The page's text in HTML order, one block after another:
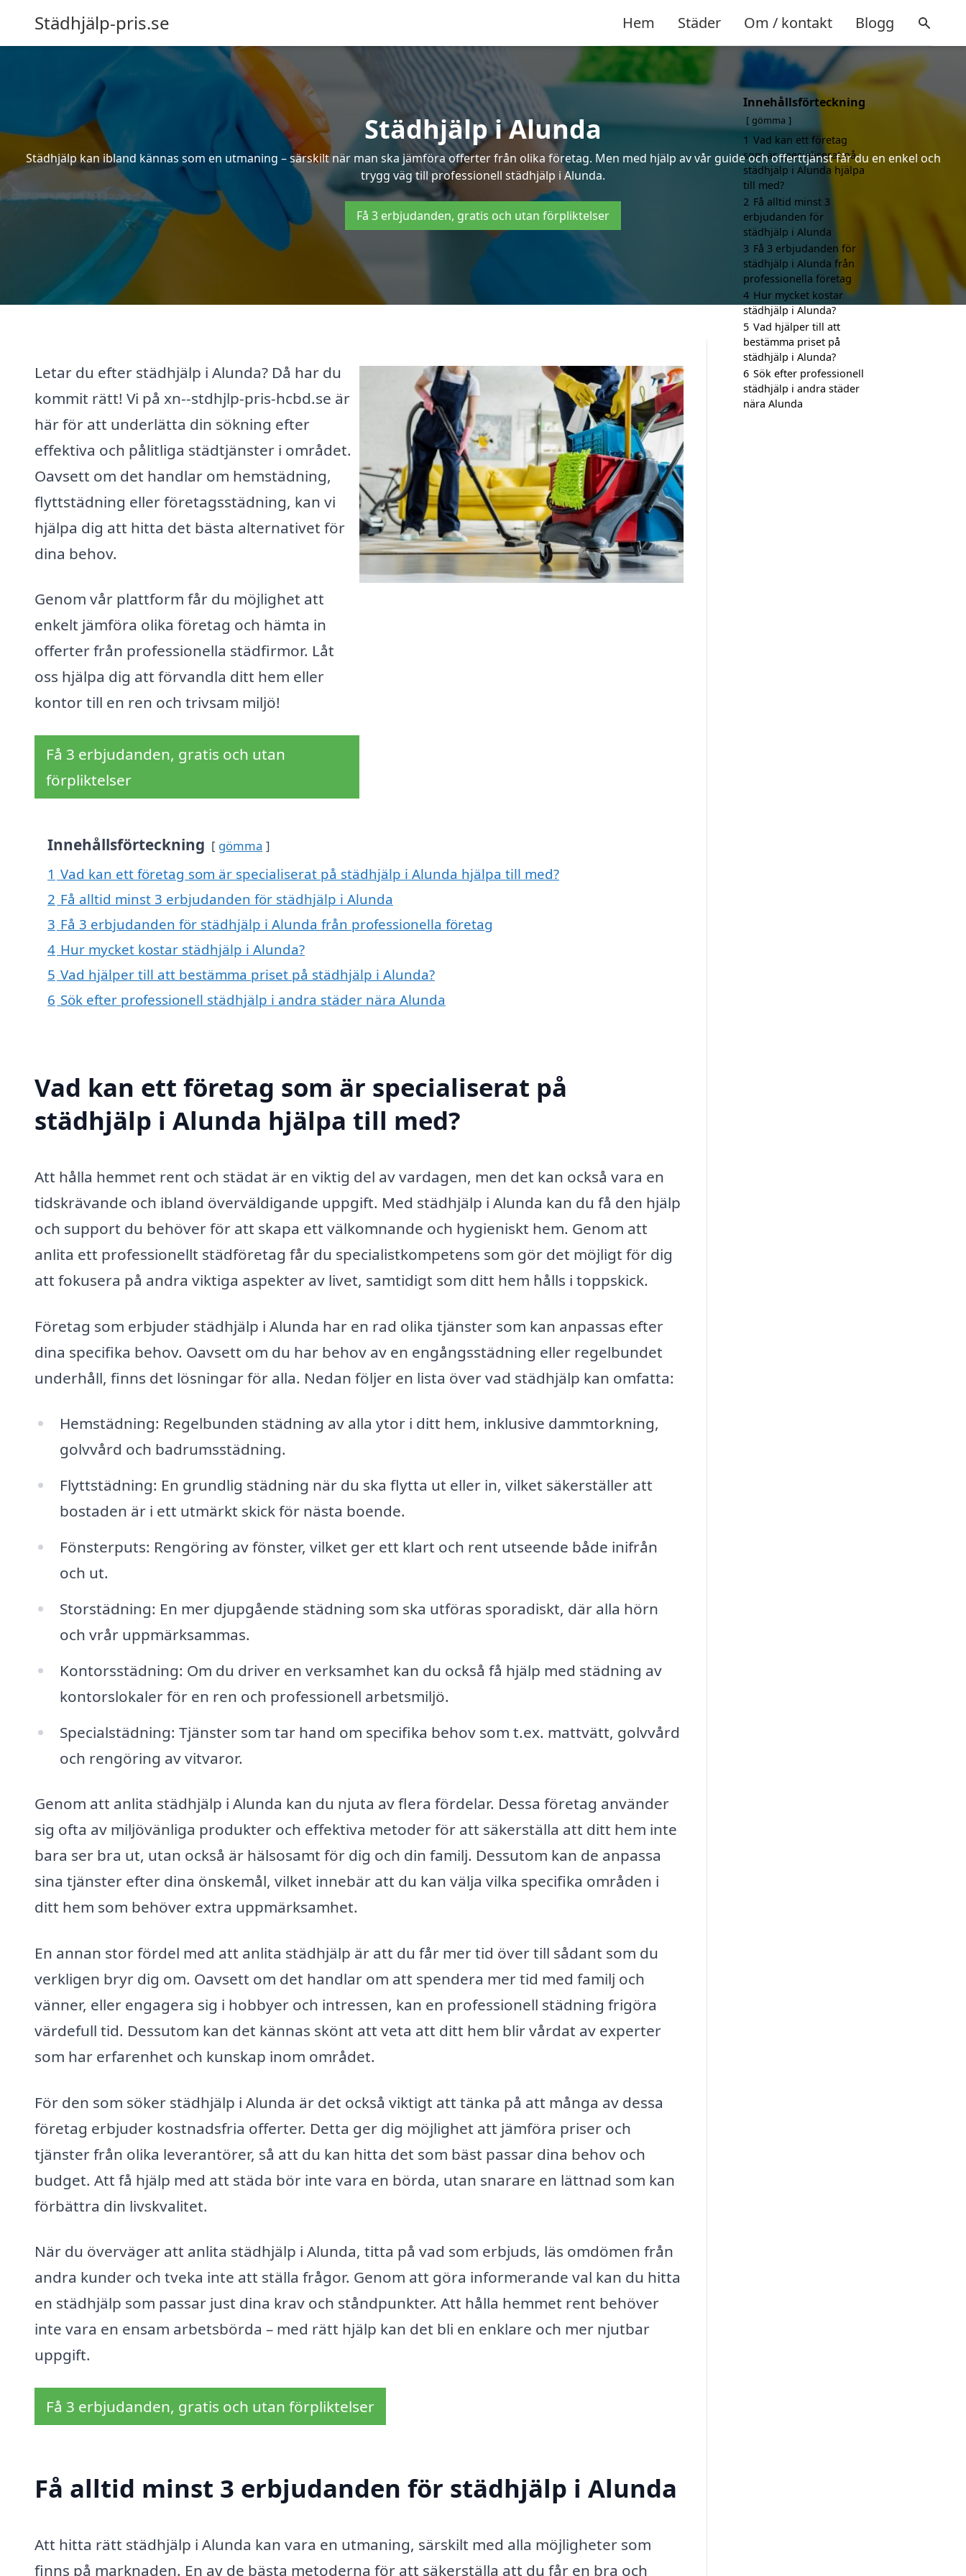
Städhjälp-pris.se Hem Städer Om / kontakt Blogg
Städhjälp i Alunda
Städhjälp kan ibland kännas som en utmaning – särskilt när man ska jämföra offerter från olika företag. Men med hjälp av vår guide och offerttjänst får du en enkel och
trygg väg till professionell städhjälp i Alunda.
Få 3 erbjudanden, gratis och utan förpliktelser
Letar du efter städhjälp i Alunda? Då har du
kommit rätt! Vi på xn--stdhjlp-pris-hcbd.se är
här för att underlätta din sökning efter
effektiva och pålitliga städtjänster i området.
Oavsett om det handlar om hemstädning,
flyttstädning eller företagsstädning, kan vi
hjälpa dig att hitta det bästa alternativet för
dina behov.
Genom vår plattform får du möjlighet att
enkelt jämföra olika företag och hämta in
offerter från professionella städfirmor. Låt
oss hjälpa dig att förvandla ditt hem eller
kontor till en ren och trivsam miljö!
Få 3 erbjudanden, gratis och utan
förpliktelser
Innehållsförteckning gömma
1 Vad kan ett företag som är specialiserat på städhjälp i Alunda hjälpa till med?
2 Få alltid minst 3 erbjudanden för städhjälp i Alunda
3 Få 3 erbjudanden för städhjälp i Alunda från professionella företag
4 Hur mycket kostar städhjälp i Alunda?
5 Vad hjälper till att bestämma priset på städhjälp i Alunda?
6 Sök efter professionell städhjälp i andra städer nära Alunda
Vad kan ett företag som är specialiserat på
städhjälp i Alunda hjälpa till med?
Att hålla hemmet rent och städat är en viktig del av vardagen, men det kan också vara en
tidskrävande och ibland överväldigande uppgift. Med städhjälp i Alunda kan du få den hjälp
och support du behöver för att skapa ett välkomnande och hygieniskt hem. Genom att
anlita ett professionellt städföretag får du specialistkompetens som gör det möjligt för dig
att fokusera på andra viktiga aspekter av livet, samtidigt som ditt hem hålls i toppskick.
Företag som erbjuder städhjälp i Alunda har en rad olika tjänster som kan anpassas efter
dina specifika behov. Oavsett om du har behov av en engångsstädning eller regelbundet
underhåll, finns det lösningar för alla. Nedan följer en lista över vad städhjälp kan omfatta:
Hemstädning: Regelbunden städning av alla ytor i ditt hem, inklusive dammtorkning,
golvvård och badrumsstädning.
Flyttstädning: En grundlig städning när du ska flytta ut eller in, vilket säkerställer att
bostaden är i ett utmärkt skick för nästa boende.
Fönsterputs: Rengöring av fönster, vilket ger ett klart och rent utseende både inifrån
och ut.
Storstädning: En mer djupgående städning som ska utföras sporadiskt, där alla hörn
och vrår uppmärksammas.
Kontorsstädning: Om du driver en verksamhet kan du också få hjälp med städning av
kontorslokaler för en ren och professionell arbetsmiljö.
Specialstädning: Tjänster som tar hand om specifika behov som t.ex. mattvätt, golvvård
och rengöring av vitvaror.
Genom att anlita städhjälp i Alunda kan du njuta av flera fördelar. Dessa företag använder
sig ofta av miljövänliga produkter och effektiva metoder för att säkerställa att ditt hem inte
bara ser bra ut, utan också är hälsosamt för dig och din familj. Dessutom kan de anpassa
sina tjänster efter dina önskemål, vilket innebär att du kan välja vilka specifika områden i
ditt hem som behöver extra uppmärksamhet.
En annan stor fördel med att anlita städhjälp är att du får mer tid över till sådant som du
verkligen bryr dig om. Oavsett om det handlar om att spendera mer tid med familj och
vänner, eller engagera sig i hobbyer och intressen, kan en professionell städning frigöra
värdefull tid. Dessutom kan det kännas skönt att veta att ditt hem blir vårdat av experter
som har erfarenhet och kunskap inom området.
För den som söker städhjälp i Alunda är det också viktigt att tänka på att många av dessa
företag erbjuder kostnadsfria offerter. Detta ger dig möjlighet att jämföra priser och
tjänster från olika leverantörer, så att du kan hitta det som bäst passar dina behov och
budget. Att få hjälp med att städa bör inte vara en börda, utan snarare en lättnad som kan
förbättra din livskvalitet.
När du överväger att anlita städhjälp i Alunda, titta på vad som erbjuds, läs omdömen från
andra kunder och tveka inte att ställa frågor. Genom att göra informerande val kan du hitta
en städhjälp som passar just dina krav och ståndpunkter. Att hålla hemmet rent behöver
inte vara en ensam arbetsbörda – med rätt hjälp kan det bli en enklare och mer njutbar
uppgift.
Få 3 erbjudanden, gratis och utan förpliktelser
Få alltid minst 3 erbjudanden för städhjälp i Alunda
Att hitta rätt städhjälp i Alunda kan vara en utmaning, särskilt med alla möjligheter som
finns på marknaden. En av de bästa metoderna för att säkerställa att du får en bra och
Innehållsförteckning
gömma
1 Vad kan ett företag
som är specialiserat på
städhjälp i Alunda hjälpa
till med?
2 Få alltid minst 3
erbjudanden för
städhjälp i Alunda
3 Få 3 erbjudanden för
städhjälp i Alunda från
professionella företag
4 Hur mycket kostar
städhjälp i Alunda?
5 Vad hjälper till att
bestämma priset på
städhjälp i Alunda?
6 Sök efter professionell
städhjälp i andra städer
nära Alunda